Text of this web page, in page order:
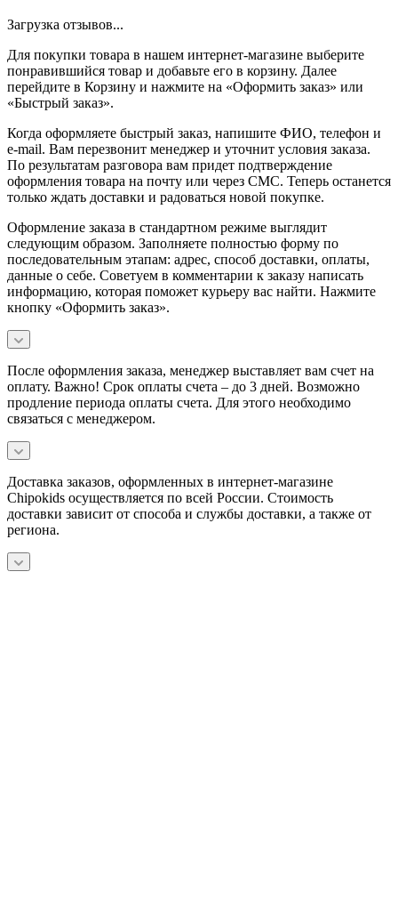
Загрузка отзывов...
Для покупки товара в нашем интернет-магазине выберите
понравившийся товар и добавьте его в корзину. Далее
перейдите в Корзину и нажмите на «Оформить заказ» или
«Быстрый заказ».
Когда оформляете быстрый заказ, напишите ФИО, телефон и
e-mail. Вам перезвонит менеджер и уточнит условия заказа.
По результатам разговора вам придет подтверждение
оформления товара на почту или через СМС. Теперь останется
только ждать доставки и радоваться новой покупке.
Оформление заказа в стандартном режиме выглядит
следующим образом. Заполняете полностью форму по
последовательным этапам: адрес, способ доставки, оплаты,
данные о себе. Советуем в комментарии к заказу написать
информацию, которая поможет курьеру вас найти. Нажмите
кнопку «Оформить заказ».
После оформления заказа, менеджер выставляет вам счет на
оплату. Важно! Срок оплаты счета – до 3 дней. Возможно
продление периода оплаты счета. Для этого необходимо
связаться с менеджером.
Доставка заказов, оформленных в интернет-магазине
Chipokids осуществляется по всей России. Стоимость
доставки зависит от способа и службы доставки, а также от
региона.